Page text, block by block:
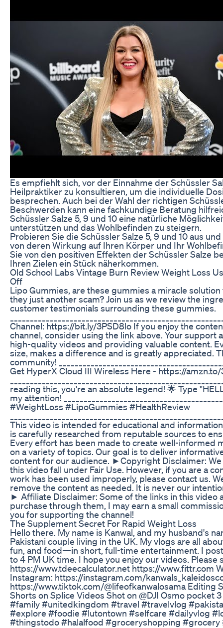
Es empfiehlt sich, vor der Einnahme der Schüssler
Heilpraktiker zu konsultieren, um die individuelle
besprechen. Auch bei der Wahl der richtigen
Beschwerden kann eine fachkundige Beratung
Schüssler Salze 5, 9 und 10 eine natürliche
unterstützen und das Wohlbefinden zu steigern.
Probieren Sie die Schüssler Salze 5, 9 und 10 aus
von deren Wirkung auf Ihren Körper und Ihr
Sie von den positiven Effekten der Schüssler Salze
Ihren Zielen ein Stück näherkommen.
Old School Labs Vintage Burn Review Weight Loss
Off
Lipo Gummies, are these gummies a miracle
they just another scam? Join us as we review the
customer testimonials surrounding these gummies.
Channel: https://bit.ly/3PSD8lo If you enjoy the
channel, consider using the link above. Your support
high-quality videos and providing valuable content.
size, makes a difference and is greatly appreciated.
community!
Get HyperX Cloud III Wireless Here - https://
reading this, you're an absolute legend! 🌟 Type
my attention!
#WeightLoss #LipoGummies #HealthReview
This video is intended for educational and
is carefully researched from reputable sources to
Every effort has been made to create well-informed
on a variety of topics. Our goal is to deliver
content for our audience. ►Copyright Disclaimer:
this video fall under Fair Use. However, if you are a
work has been used improperly, please contact us.
remove the content as needed. It is never our
► Affiliate Disclaimer: Some of the links in this video
purchase through them, I may earn a small
you for supporting the channel!
The Supplement Secret For Rapid Weight Loss
Hello there. My name is Kanwal, and my husband's
Pakistani couple living in the UK. My vlogs are all
fun, and food—in short, full-time entertainment. I
to 4 PM UK time. I hope you enjoy our videos. Please
https://www.tdeecalculator.net https://www.fittr.com
Instagram: https://instagram.com/
https://www.tiktok.com/@lifeofkanwalosama Editing
Shorts on Splice Videos Shot on @DJI Osmo pocket
#family #unitedkingdom #travel #travelvlog
#explore #foodie #lutontown #selfcare #dailyvlog
#thingstodo #halalfood #groceryshopping